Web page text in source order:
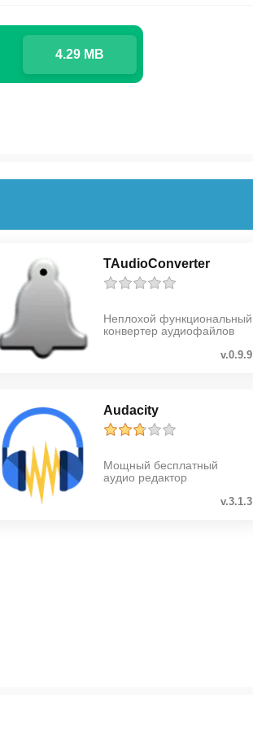
4.29 MB
TAudioConverter
Неплохой функциональный
конвертер аудиофайлов
v.0.9.9
Audacity
Мощный бесплатный
аудио редактор
v.3.1.3